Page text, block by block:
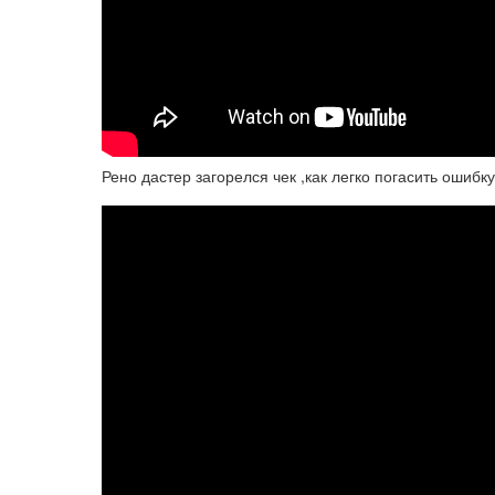
Рено дастер загорелся чек ,как легко погасить